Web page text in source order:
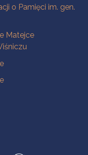
o Pamięci im. gen.
Matejce